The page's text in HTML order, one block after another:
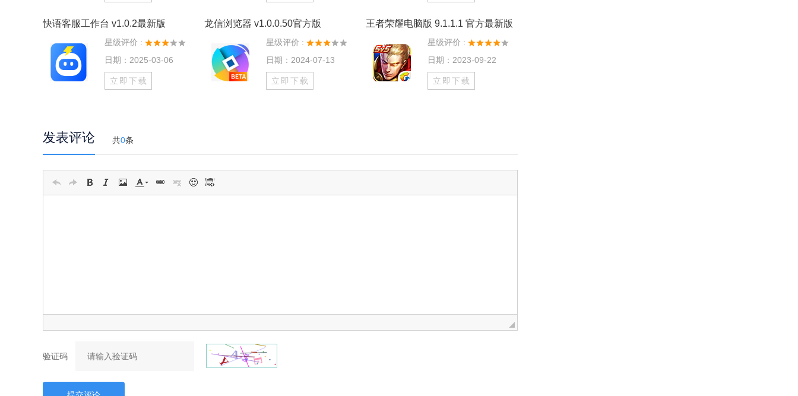
快语客服工作台 v1.0.2最新版
星级评价 :
日期：2025-03-06
立即下载
龙信浏览器 v1.0.0.50官方版
星级评价 :
日期：2024-07-13
立即下载
王者荣耀电脑版 9.1.1.1 官方最新版
星级评价 :
日期：2023-09-22
立即下载
发表评论 共0条
验证码